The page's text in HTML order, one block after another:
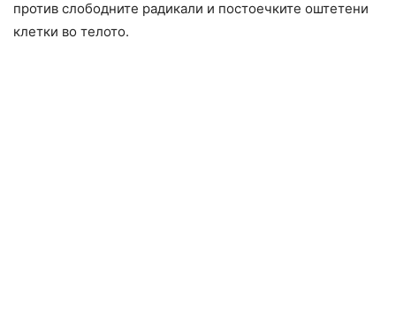
против cлободните paдикали и постоечките оштeтени
клетки во телото.